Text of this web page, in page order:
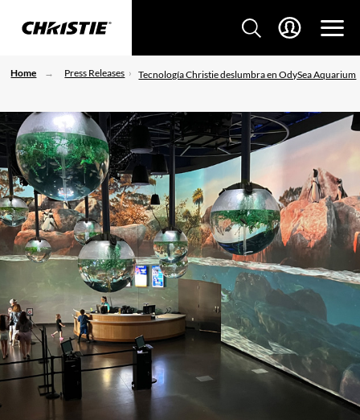
Home Press Releases Tecnología Christie deslumbra en OdySea Aquarium